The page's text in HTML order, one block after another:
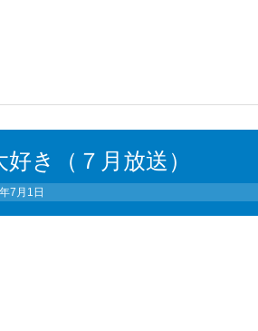
き（７月放送）
7月1日